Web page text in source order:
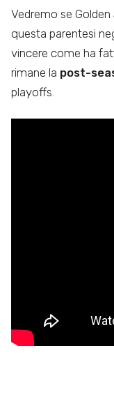
Vedremo se
questa parentesi
vincere come ha
rimane la post-
playoffs.